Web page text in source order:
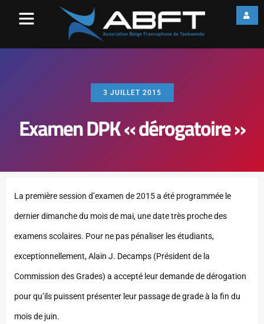
3 JUILLET 2015
Examen DPK « dérogatoire »
La première session d’examen de 2015 a été programmée le
dernier dimanche du mois de mai, une date très proche des
examens scolaires. Pour ne pas pénaliser les étudiants,
exceptionnellement, Alain J. Decamps (Président de la
Commission des Grades) a accepté leur demande de dérogation
pour qu’ils puissent présenter leur passage de grade à la fin du
mois de juin.